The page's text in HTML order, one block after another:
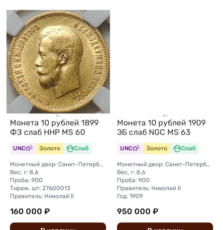
Монета 10 рублей 1899
ФЗ слаб ННР MS 60
UNC Золото Слаб
Монетный двор: Санкт-Петербургский монетный двор
Вес, г: 8,6
Проба: 900
Тираж, шт: 27600013
Правитель: Николай II
160 000 ₽
Монета 10 рублей 1909
ЭБ слаб NGC MS 63
UNC Золото Слаб
Монетный двор: Санкт-Петербургский монетный двор
Вес, г: 8,6
Проба: 900
Правитель: Николай II
Год: 1909
950 000 ₽